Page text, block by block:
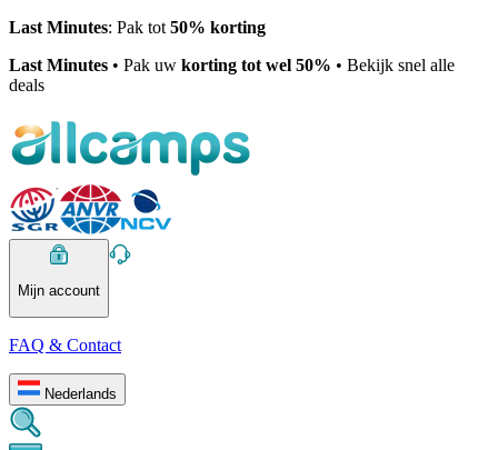
Last Minutes: Pak tot 50% korting
Last Minutes • Pak uw korting tot wel 50% • Bekijk snel alle
deals
Mijn account
FAQ & Contact
Nederlands